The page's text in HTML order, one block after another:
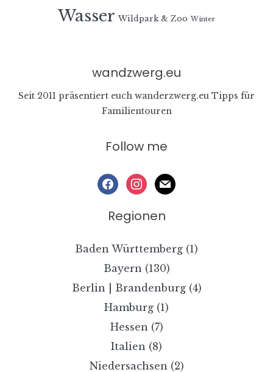
Wasser Wildpark & Zoo Winter
wandzwerg.eu
Seit 2011 präsentiert euch wanderzwerg.eu Tipps für
Familientouren
Follow me
facebookinstagram
mail
Regionen
Baden Württemberg (1)
Bayern (130)
Berlin | Brandenburg(4)
Hamburg (1)
Hessen (7)
Italien (8)
Niedersachsen (2)